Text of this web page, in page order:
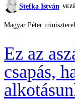
Stefka István
Magyar Péter
Ez az
csapás,